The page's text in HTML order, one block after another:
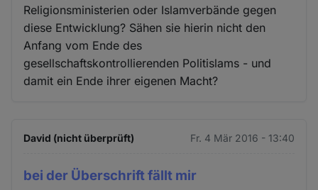
Religionsministerien oder Islamverbände gegen
diese Entwicklung? Sähen sie hierin nicht den
Anfang vom Ende des
gesellschaftskontrollierenden Politislams - und
damit ein Ende ihrer eigenen Macht?
David (nicht überprüft) Fr. 4 Mär 2016 - 13:40
bei der Überschrift fällt mir